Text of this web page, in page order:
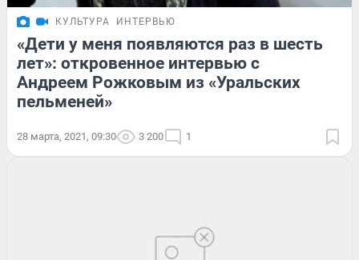
КУЛЬТУРА ИНТЕРВЬЮ
«Дети у меня появляются раз в шесть
лет»: откровенное интервью с
Андреем Рожковым из «Уральских
пельменей»
28 марта, 2021, 09:30 3 200 1